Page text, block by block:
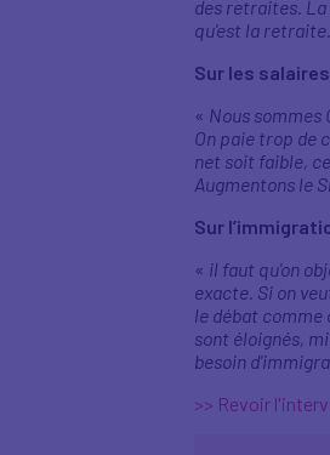
des retraites.
qu'est la
Sur les
« Nous sommes
On paie trop de
net soit faible,
Augmentons le
Sur
« il faut qu'on
exacte. Si on
le débat comme
sont éloignés,
besoin
>> Revoir